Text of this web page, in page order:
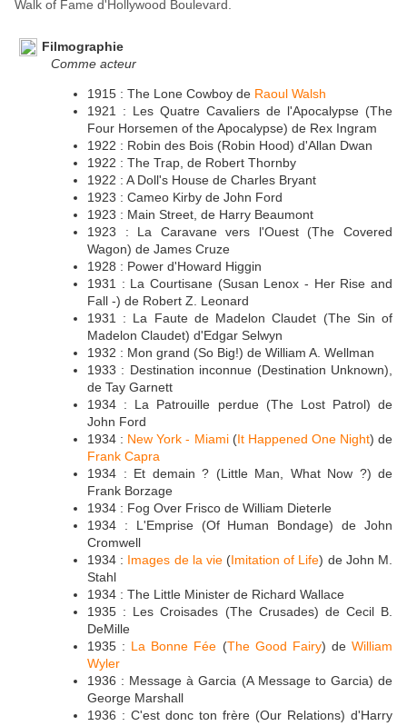
Walk of Fame d'Hollywood Boulevard.
Filmographie
Comme acteur
1915 : The Lone Cowboy de Raoul Walsh
1921 : Les Quatre Cavaliers de l'Apocalypse (The
Four Horsemen of the Apocalypse) de Rex Ingram
1922 : Robin des Bois (Robin Hood) d'Allan Dwan
1922 : The Trap, de Robert Thornby
1922 : A Doll's House de Charles Bryant
1923 : Cameo Kirby de John Ford
1923 : Main Street, de Harry Beaumont
1923 : La Caravane vers l'Ouest (The Covered
Wagon) de James Cruze
1928 : Power d'Howard Higgin
1931 : La Courtisane (Susan Lenox - Her Rise and
Fall -) de Robert Z. Leonard
1931 : La Faute de Madelon Claudet (The Sin of
Madelon Claudet) d'Edgar Selwyn
1932 : Mon grand (So Big!) de William A. Wellman
1933 : Destination inconnue (Destination Unknown),
de Tay Garnett
1934 : La Patrouille perdue (The Lost Patrol) de
John Ford
1934 : New York - Miami(It Happened One Night) de
Frank Capra
1934 : Et demain ? (Little Man, What Now ?) de
Frank Borzage
1934 : Fog Over Frisco de William Dieterle
1934 : L'Emprise (Of Human Bondage) de John
Cromwell
1934 : Images de la vie(Imitation of Life) de John M.
Stahl
1934 : The Little Minister de Richard Wallace
1935 : Les Croisades (The Crusades) de Cecil B.
DeMille
1935 : La Bonne Fée (The Good Fairy) deWilliam
Wyler
1936 : Message à Garcia (A Message to Garcia) de
George Marshall
1936 : C'est donc ton frère (Our Relations) d'Harry